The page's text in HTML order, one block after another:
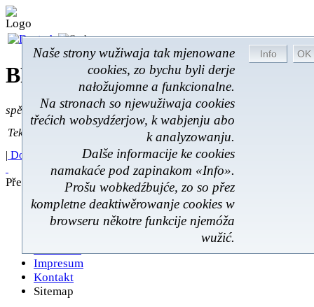
BROM-Service *Online
spěšnje * spušćomnje * małonałožnje
Naše strony wužiwaja tak mjenowane
cookies, zo bychu byli derje
nałožujomne a funkcionalne.
Na stronach so njewužiwaja cookies
třećich wobsydźerjow, k wabjenju abo
k analyzowanju.
Dalše informacije ke cookies
namakaće pod zapinakom «Info».
Prošu wobkedźbujće, zo so přez
kompletne deaktiwěrowanje cookies w
browseru někotre funkcije njemóža
wužić.
Tekst pytać:
Tekst pytać
| Domoj Poskitki|Z wokoliny|Feedback|
Přehlad
Domoj
Poskitki
Impresum
Kontakt
Sitemap